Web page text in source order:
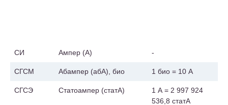
СИ Ампер (А) -
СГСМ Абампер (абА), био 1 био = 10 А
СГСЭ Статоампер (статА)
1 А = 2 997 924
536,8 статА